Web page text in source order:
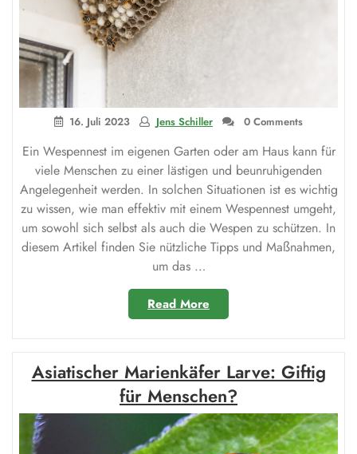
16. Juli 2023 Jens Schiller 0 Comments
Ein Wespennest im eigenen Garten oder am Haus kann für
viele Menschen zu einer lästigen und beunruhigenden
Angelegenheit werden. In solchen Situationen ist es wichtig
zu wissen, wie man effektiv mit einem Wespennest umgeht,
um sowohl sich selbst als auch die Wespen zu schützen. In
diesem Artikel finden Sie nützliche Tipps und Maßnahmen,
um das …
Read More
gegen
ein
Wespennest:
So
schützen
Sie
sich
effektiv“
Asiatischer Marienkäfer Larve: Giftig
für Menschen?